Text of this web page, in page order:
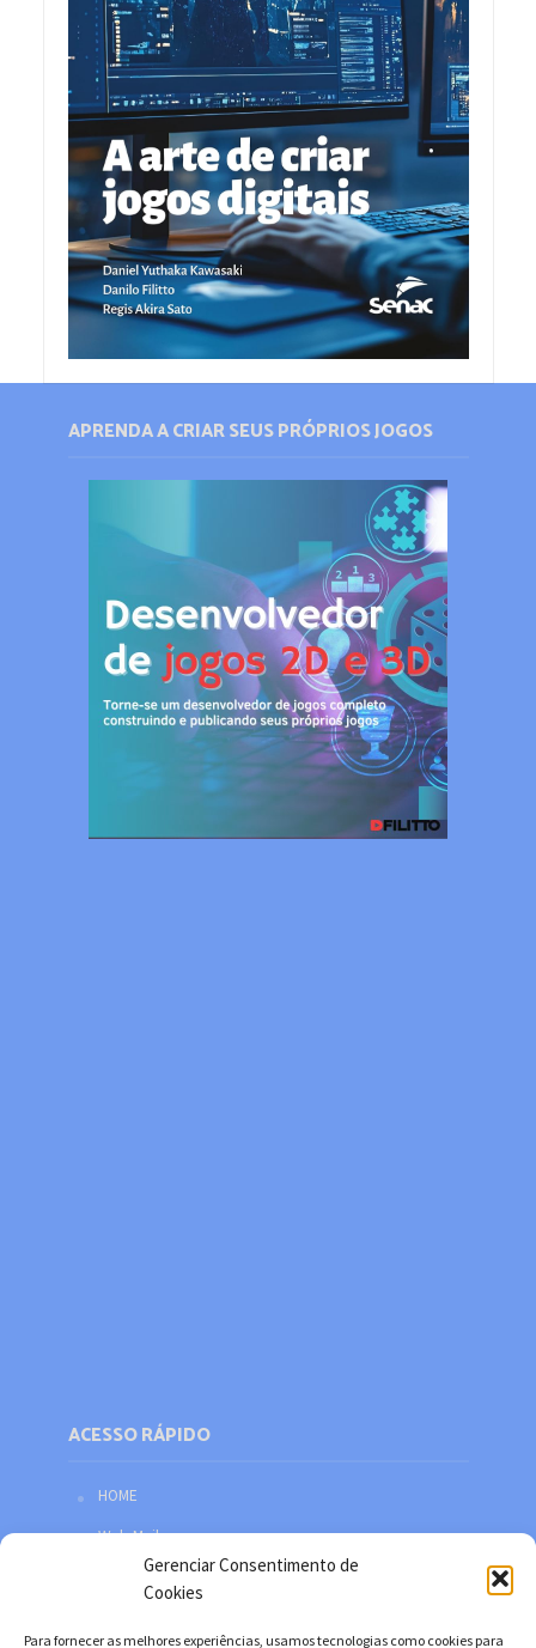
Gerenciar Consentimento de
Cookies
Para fornecer as melhores experiências, usamos tecnologias como cookies para
APRENDA A CRIAR SEUS PRÓPRIOS JOGOS
ACESSO RÁPIDO
HOME
Web Mail
Política de privacidade